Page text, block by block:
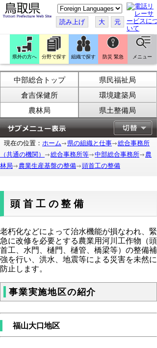
こ
の
ペ
ー
ジ
翻
訳
す
る
読み上げ 大 元
県外の方へ 分野で探す 組織で探す 防災 緊急 メニュー
中部総合トップ
県民福祉局
倉吉保健所
環境建築局
農林局
県土整備局
現在の位置： ホーム 県の組織と仕事
総合事務所
（共通の機関）
総合事務所等 中部総合事務所
農
林局
農業生産基盤の整備 頭首工の整備
頭首工の整備
老朽化などによって治水機能が損なわれ、緊
急に改修を必要とする農業用河川工作物（頭
首工、水門、樋門、樋管、橋梁等）の整備補
強を行い、洪水、地震等による災害を未然に
防止します。
事業実施地区の紹介
福山大口地区